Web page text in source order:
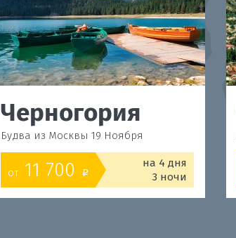
Черногория
Будва из Москвы 19 Ноября
от 11 700 o
на 4 дня
3 ночи